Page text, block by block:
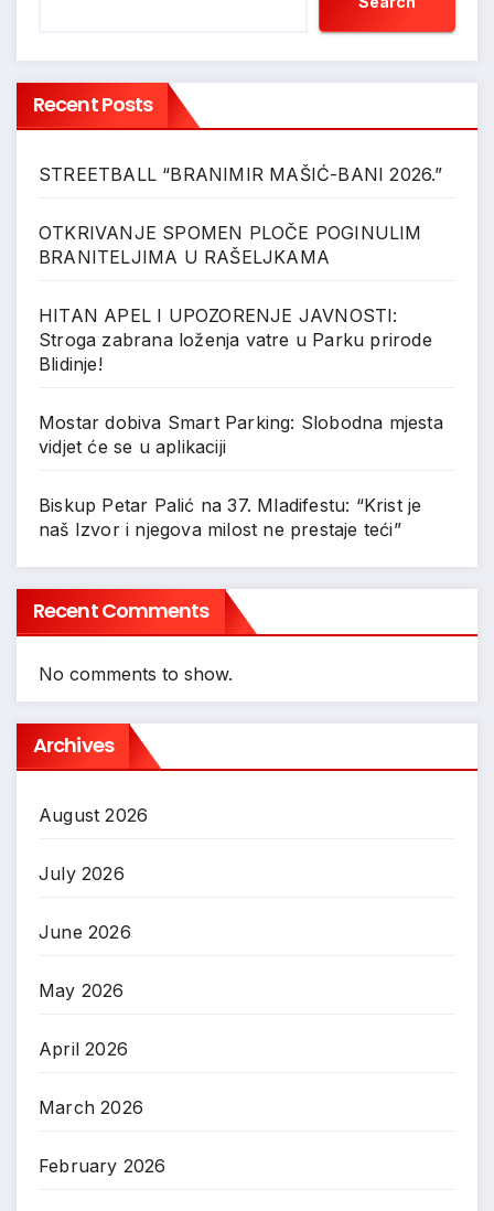
Recent Posts
STREETBALL “BRANIMIR MAŠIĆ-BANI 2026.”
OTKRIVANJE SPOMEN PLOČE POGINULIM
BRANITELJIMA U RAŠELJKAMA
HITAN APEL I UPOZORENJE JAVNOSTI:
Stroga zabrana loženja vatre u Parku prirode
Blidinje!
Mostar dobiva Smart Parking: Slobodna mjesta
vidjet će se u aplikaciji
Biskup Petar Palić na 37. Mladifestu: “Krist je
naš Izvor i njegova milost ne prestaje teći”
Recent Comments
No comments to show.
Archives
August 2026
July 2026
June 2026
May 2026
April 2026
March 2026
February 2026